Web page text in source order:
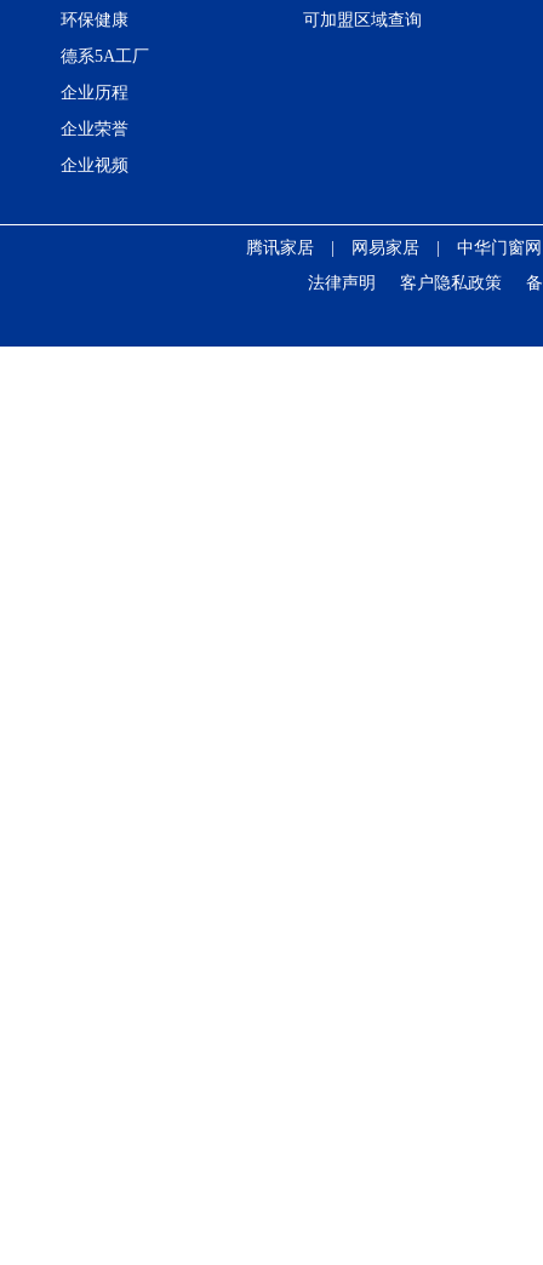
环保健康
德系5A工厂
企业历程
企业荣誉
企业视频
可加盟区域查询
腾讯家居 网易家居
中华门窗网
法律声明
客户隐私政策